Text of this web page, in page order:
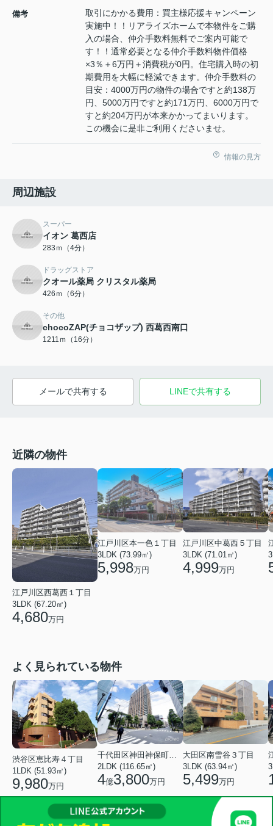
備考
取引にかかる費用：買主様応援キャンペーン
実施中！！リアライズホームで本物件をご購
入の場合、仲介手数料無料でご案内可能で
す！！通常必要となる仲介手数料物件価格
×3％＋6万円＋消費税が0円。住宅購入時の初
期費用を大幅に軽減できます。仲介手数料の
目安：4000万円の物件の場合ですと約138万
円、5000万円ですと約171万円、6000万円で
すと約204万円が本来かかってまいります。
この機会に是非ご利用くださいませ。
情報の見方
周辺施設
スーパー
イオン 葛西店
283ｍ（4分）
ドラッグストア
クオール薬局 クリスタル薬局
426ｍ（6分）
その他
chocoZAP(チョコザップ) 西葛西南口
1211ｍ（16分）
メールで共有する LINEで共有する
近隣の物件
江戸川区西葛西１丁目
3LDK (67.20㎡)
4,680万円
江戸川区本一色１丁目
3LDK (73.99㎡)
5,998万円
江戸川区中葛西５丁目
3LDK (71.01㎡)
4,999万円
よく見られている物件
渋谷区恵比寿４丁目
1LDK (51.93㎡)
9,980万円
千代田区神田神保町１丁目
2LDK (116.65㎡)
4億3,800万円
大田区南雪谷３丁目
3LDK (63.94㎡)
5,499万円